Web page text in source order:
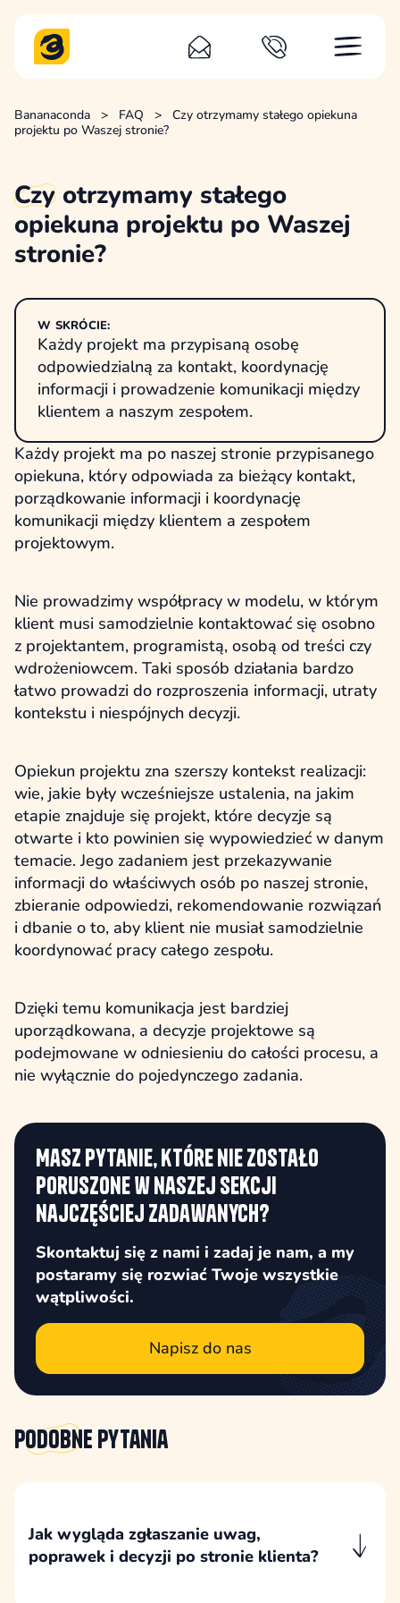
Bananaconda > FAQ >
Czy otrzymamy stałego opiekuna
projektu po Waszej stronie?
Czy otrzymamy stałego
opiekuna projektu po Waszej
stronie?
W SKRÓCIE:
Każdy projekt ma przypisaną osobę
odpowiedzialną za kontakt, koordynację
informacji i prowadzenie komunikacji między
klientem a naszym zespołem.
Każdy projekt ma po naszej stronie przypisanego
opiekuna, który odpowiada za bieżący kontakt,
porządkowanie informacji i koordynację
komunikacji między klientem a zespołem
projektowym.
Nie prowadzimy współpracy w modelu, w którym
klient musi samodzielnie kontaktować się osobno
z projektantem, programistą, osobą od treści czy
wdrożeniowcem. Taki sposób działania bardzo
łatwo prowadzi do rozproszenia informacji, utraty
kontekstu i niespójnych decyzji.
Opiekun projektu zna szerszy kontekst realizacji:
wie, jakie były wcześniejsze ustalenia, na jakim
etapie znajduje się projekt, które decyzje są
otwarte i kto powinien się wypowiedzieć w danym
temacie. Jego zadaniem jest przekazywanie
informacji do właściwych osób po naszej stronie,
zbieranie odpowiedzi, rekomendowanie rozwiązań
i dbanie o to, aby klient nie musiał samodzielnie
koordynować pracy całego zespołu.
Dzięki temu komunikacja jest bardziej
uporządkowana, a decyzje projektowe są
podejmowane w odniesieniu do całości procesu, a
nie wyłącznie do pojedynczego zadania.
Masz pytanie, które nie zostało
poruszone w naszej sekcji
najczęściej zadawanych?
Skontaktuj się z nami i zadaj je nam, a my
postaramy się rozwiać Twoje wszystkie
wątpliwości.
Napisz do nas
Podobne pytania
Jak wygląda zgłaszanie uwag,
poprawek i decyzji po stronie klienta?